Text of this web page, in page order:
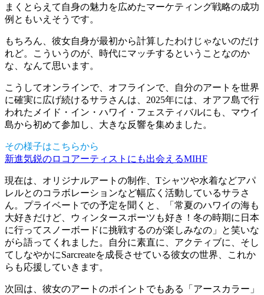
まくとらえて自身の魅力を広めたマーケティング戦略の成功
例ともいえそうです。
もちろん、彼女自身が最初から計算したわけじゃないのだけ
れど。こういうのが、時代にマッチするということなのか
な、なんて思います。
こうしてオンラインで、オフラインで、自分のアートを世界
に確実に広げ続けるサラさんは、2025年には、オアフ島で行
われたメイド・イン・ハワイ・フェスティバルにも、マウイ
島から初めて参加し、大きな反響を集めました。
その様子はこちらから
新進気鋭のロコアーティストにも出会えるMIHF
現在は、オリジナルアートの制作、Tシャツや水着などアパ
レルとのコラボレーションなど幅広く活動しているサラさ
ん。プライベートでの予定を聞くと、「常夏のハワイの海も
大好きだけど、ウィンタースポーツも好き！冬の時期に日本
に行ってスノーボードに挑戦するのが楽しみなの」と笑いな
がら語ってくれました。自分に素直に、アクティブに、そし
てしなやかにSarcreateを成長させている彼女の世界、これか
らも応援していきます。
次回は、彼女のアートのポイントでもある「アースカラー」